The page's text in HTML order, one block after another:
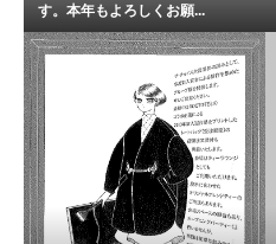
す。本年もよろしくお願...